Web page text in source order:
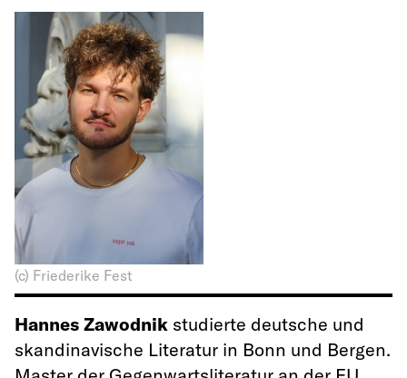
(c) Friederike Fest
Hannes Zawodnik studierte deutsche und
skandinavische Literatur in Bonn und Bergen.